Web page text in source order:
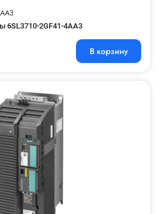
6SL3710-2GF41-4AA3
В корзину